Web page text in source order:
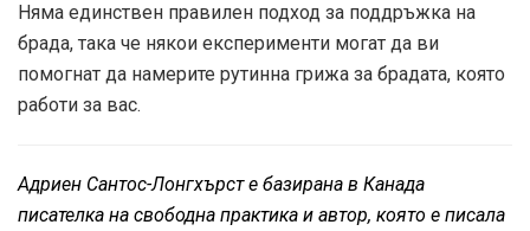
Няма единствен правилен подход за поддръжка на
брада, така че някои експерименти могат да ви
помогнат да намерите рутинна грижа за брадата, която
работи за вас.
Адриен Сантос-Лонгхърст е базирана в Канада
писателка на свободна практика и автор, която е писала